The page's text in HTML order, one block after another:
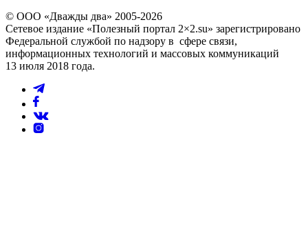
© ООО «Дважды два» 2005-2026
Сетевое издание «Полезный портал 2×2.su» зарегистрировано
Федеральной службой по надзору в сфере связи,
информационных технологий и массовых коммуникаций
13 июля 2018 года.